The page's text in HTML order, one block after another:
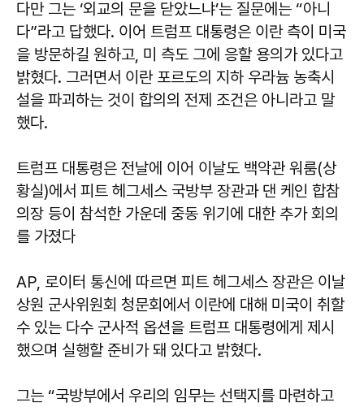
다만 그는 ‘외교의 문을 닫았느냐’는 질문에는 “아니
다”라고 답했다. 이어 트럼프 대통령은 이란 측이 미국
을 방문하길 원하고, 미 측도 그에 응할 용의가 있다고
밝혔다. 그러면서 이란 포르도의 지하 우라늄 농축시
설을 파괴하는 것이 합의의 전제 조건은 아니라고 말
했다.
트럼프 대통령은 전날에 이어 이날도 백악관 워룸(상
황실)에서 피트 헤그세스 국방부 장관과 댄 케인 합참
의장 등이 참석한 가운데 중동 위기에 대한 추가 회의
를 가졌다
AP, 로이터 통신에 따르면 피트 헤그세스 장관은 이날
상원 군사위원회 청문회에서 이란에 대해 미국이 취할
수 있는 다수 군사적 옵션을 트럼프 대통령에게 제시
했으며 실행할 준비가 돼 있다고 밝혔다.
그는 “국방부에서 우리의 임무는 선택지를 마련하고